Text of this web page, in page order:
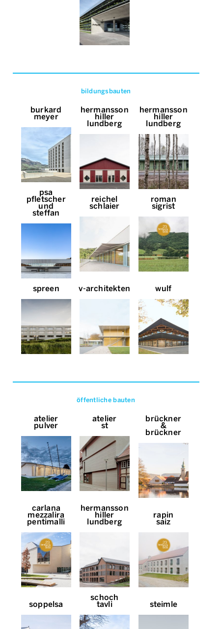
bildungsbauten
burkard
meyer
hermansson
hiller
lundberg
hermansson
hiller
lundberg
psa
pfletscher
und
steffan
reichel
schlaier
roman
sigrist
spreen v-architekten wulf
öffentliche bauten
atelier
pulver
atelier
st
brückner
&
brückner
carlana
mezzalira
pentimalli
hermansson
hiller
lundberg
rapin
saiz
schoch
tavli
soppelsa steimle